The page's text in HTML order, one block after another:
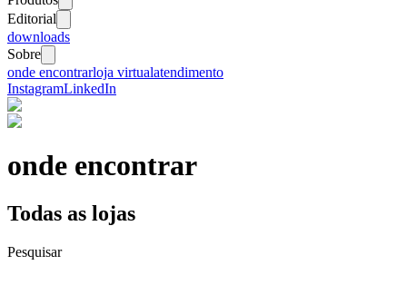
Editorial
downloads
Sobre
onde encontrarloja virtualatendimento
InstagramLinkedIn
onde encontrar
Todas as lojas
Pesquisar